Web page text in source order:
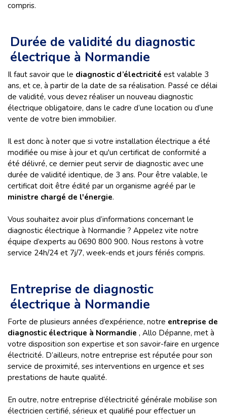
compris.
Durée de validité du diagnostic
électrique à Normandie
Il faut savoir que le diagnostic d’électricité est valable 3
ans, et ce, à partir de la date de sa réalisation. Passé ce délai
de validité, vous devez réaliser un nouveau diagnostic
électrique obligatoire, dans le cadre d’une location ou d’une
vente de votre bien immobilier.
Il est donc à noter que si votre installation électrique a été
modifiée ou mise à jour et qu'un certificat de conformité a
été délivré, ce dernier peut servir de diagnostic avec une
durée de validité identique, de 3 ans. Pour être valable, le
certificat doit être édité par un organisme agréé par le
ministre chargé de l'énergie.
Vous souhaitez avoir plus d’informations concernant le
diagnostic électrique à Normandie ? Appelez vite notre
équipe d’experts au 0690 800 900. Nous restons à votre
service 24h/24 et 7j/7, week-ends et jours fériés compris.
Entreprise de diagnostic
électrique à Normandie
Forte de plusieurs années d’expérience, notre entreprise de
diagnostic électrique à Normandie , Allo Dépanne, met à
votre disposition son expertise et son savoir-faire en urgence
électricité. D’ailleurs, notre entreprise est réputée pour son
service de proximité, ses interventions en urgence et ses
prestations de haute qualité.
En outre, notre entreprise d’électricité générale mobilise son
électricien certifié, sérieux et qualifié pour effectuer un